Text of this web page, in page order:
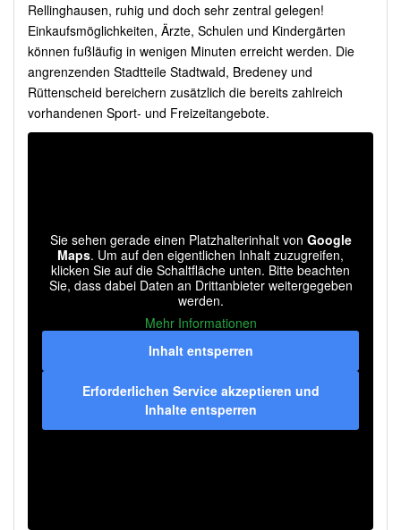
Rellinghausen, ruhig und doch sehr zentral gelegen!
Einkaufsmöglichkeiten, Ärzte, Schulen und Kindergärten
können fußläufig in wenigen Minuten erreicht werden. Die
angrenzenden Stadtteile Stadtwald, Bredeney und
Rüttenscheid bereichern zusätzlich die bereits zahlreich
vorhandenen Sport- und Freizeitangebote.
Sie sehen gerade einen Platzhalterinhalt von Google
Maps. Um auf den eigentlichen Inhalt zuzugreifen,
klicken Sie auf die Schaltfläche unten. Bitte beachten
Sie, dass dabei Daten an Drittanbieter weitergegeben
werden.
Mehr Informationen
Inhalt entsperren
Erforderlichen Service akzeptieren und
Inhalte entsperren